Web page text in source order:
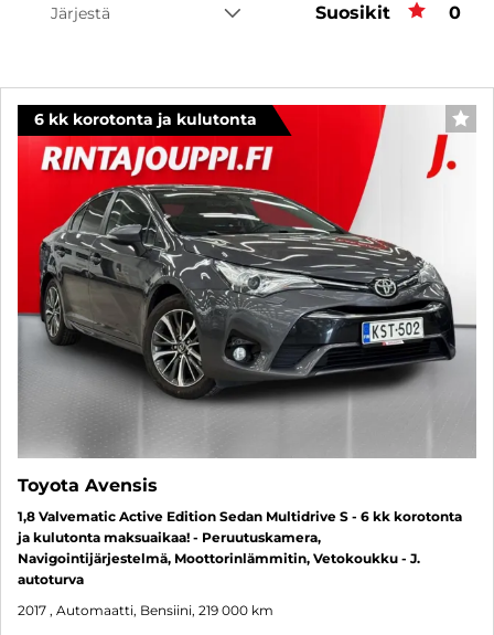
Järjestä Suosikit 0
6 kk korotonta ja kulutonta
Toyota Avensis
1,8 Valvematic Active Edition Sedan Multidrive S - 6 kk korotonta
ja kulutonta maksuaikaa! - Peruutuskamera,
Navigointijärjestelmä, Moottorinlämmitin, Vetokoukku - J.
autoturva
2017 , Automaatti, Bensiini, 219 000 km